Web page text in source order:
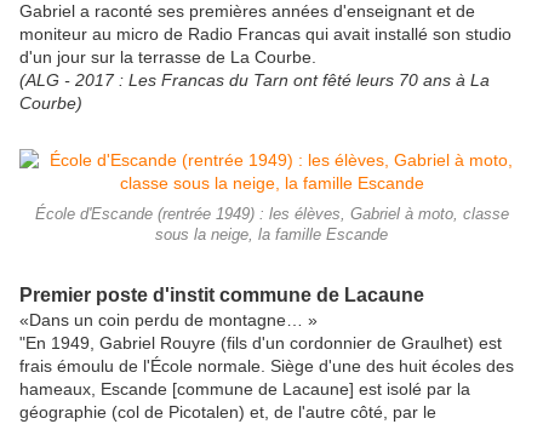
Gabriel a raconté ses premières années d'enseignant et de
moniteur au micro de Radio Francas qui avait installé son studio
d'un jour sur la terrasse de La Courbe.
(ALG - 2017 : Les Francas du Tarn ont fêté leurs 70 ans à La
Courbe)
École d'Escande (rentrée 1949) : les élèves, Gabriel à moto, classe
sous la neige, la famille Escande
Premier poste d'instit commune de Lacaune
«Dans un coin perdu de montagne… »
"En 1949, Gabriel Rouyre (fils d'un cordonnier de Graulhet) est
frais émoulu de l'École normale. Siège d'une des huit écoles des
hameaux, Escande [commune de Lacaune] est isolé par la
géographie (col de Picotalen) et, de l'autre côté, par le